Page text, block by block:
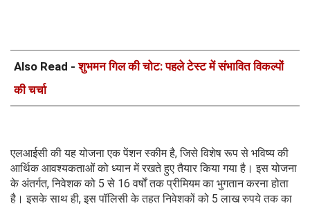
Also Read -शुभमन गिल की चोट: पहले टेस्ट में संभावित विकल्पों
की चर्चा
एलआईसी की यह योजना एक पेंशन स्कीम है, जिसे विशेष रूप से भविष्य की
आर्थिक आवश्यकताओं को ध्यान में रखते हुए तैयार किया गया है। इस योजना
के अंतर्गत, निवेशक को 5 से 16 वर्षों तक प्रीमियम का भुगतान करना होता
है। इसके साथ ही, इस पॉलिसी के तहत निवेशकों को 5 लाख रुपये तक का